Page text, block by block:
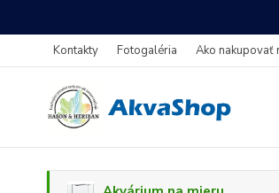
Kontakty Fotogaléria Ako nakupovať